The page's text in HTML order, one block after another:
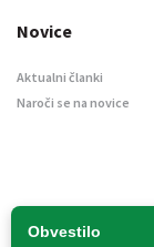
Obvestilo
Novice
Aktualni članki
Naroči se na novice